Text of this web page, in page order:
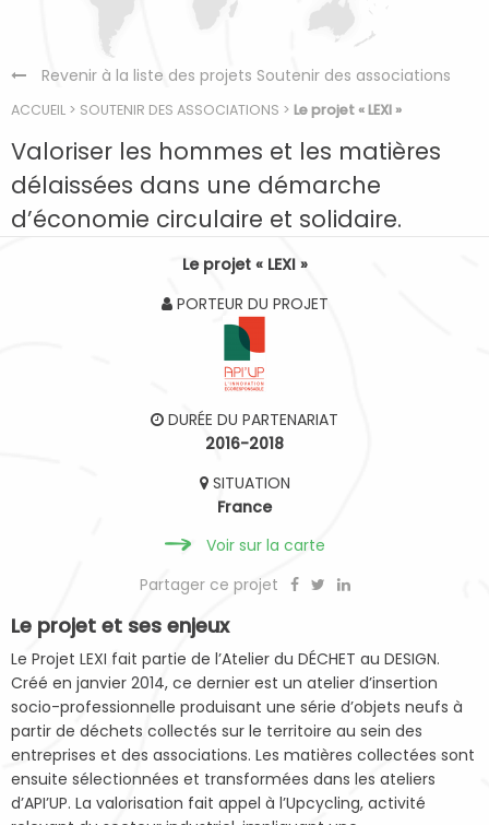
Revenir à la liste des projets Soutenir des associations
ACCUEIL > SOUTENIR DES ASSOCIATIONS > Le projet « LEXI »
Valoriser les hommes et les matières
délaissées dans une démarche
d’économie circulaire et solidaire.
Le projet « LEXI »
PORTEUR DU PROJET
DURÉE DU PARTENARIAT
2016-2018
SITUATION
France
Voir sur la carte
Partager ce projet
Le projet et ses enjeux
Le Projet LEXI fait partie de l’Atelier du DÉCHET au DESIGN.
Créé en janvier 2014, ce dernier est un atelier d’insertion
socio-professionnelle produisant une série d’objets neufs à
partir de déchets collectés sur le territoire au sein des
entreprises et des associations. Les matières collectées sont
ensuite sélectionnées et transformées dans les ateliers
d’API’UP. La valorisation fait appel à l’Upcycling, activité